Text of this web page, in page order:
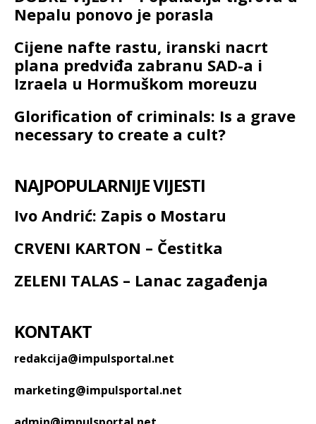
Nepalu ponovo je porasla
Cijene nafte rastu, iranski nacrt
plana predviđa zabranu SAD-a i
Izraela u Hormuškom moreuzu
Glorification of criminals: Is a grave
necessary to create a cult?
NAJPOPULARNIJE VIJESTI
Ivo Andrić: Zapis o Mostaru
CRVENI KARTON – Čestitka
ZELENI TALAS – Lanac zagađenja
KONTAKT
redakcija@impulsportal.net
marketing@impulsportal.net